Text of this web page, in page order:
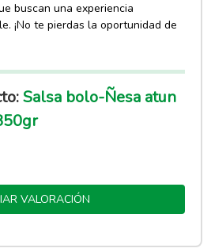
buscan una experiencia
¡No te pierdas la oportunidad de
Salsa bolo-Ñesa atun
VALORACIÓN